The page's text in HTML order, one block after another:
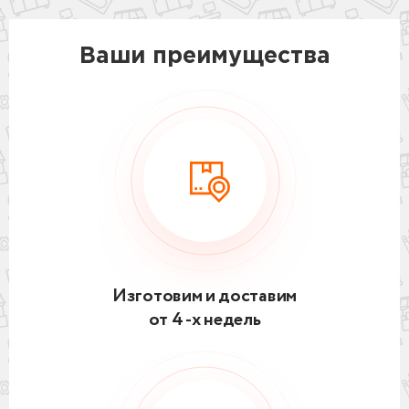
Ваши преимущества
Изготовим и доставим
от 4 -х недель